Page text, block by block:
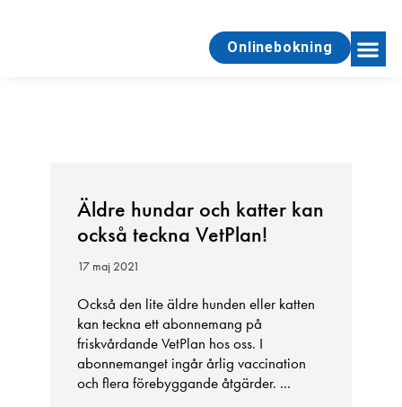
Onlinebokning
Äldre hundar och katter kan
också teckna VetPlan!
17 maj 2021
Också den lite äldre hunden eller katten
kan teckna ett abonnemang på
friskvårdande VetPlan hos oss. I
abonnemanget ingår årlig vaccination
och flera förebyggande åtgärder. ...